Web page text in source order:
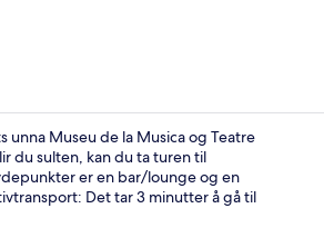
Spisebord
unna Museu de la Musica og Teatre
du sulten, kan du ta turen til
er en bar/lounge og en
Det tar 3 minutter å gå til